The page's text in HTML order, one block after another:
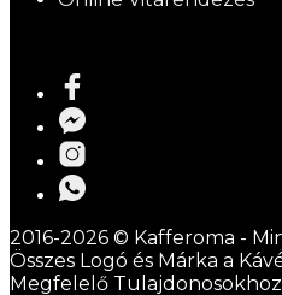
2016-2026 © Kafferoma -
Összes Logó és Márka a
Megfelelő